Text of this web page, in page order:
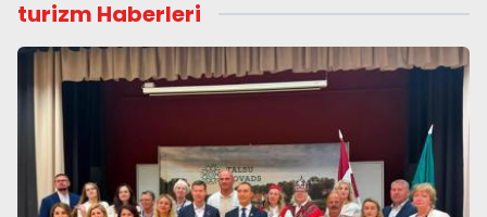
turizm Haberleri